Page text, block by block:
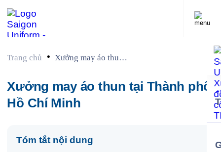
Trang chủ • Xưởng may áo thun
Chí Minh
Xưởng may áo thun tại Thành phố
Hồ Chí Minh
Tóm tắt nội dung